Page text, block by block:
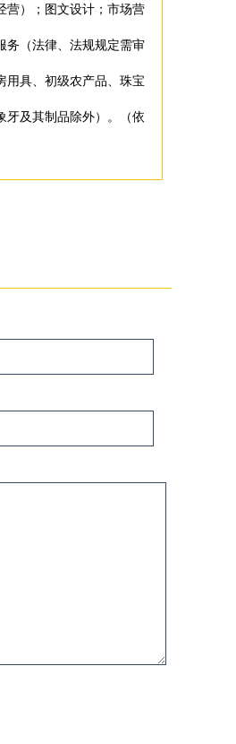
营）；图文设计；市场营
务（法律、法规规定需审
用具、初级农产品、珠宝
牙及其制品除外）。（依